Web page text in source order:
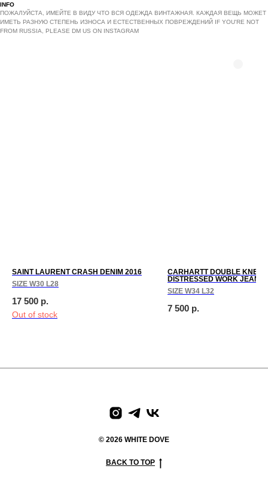
INFO
ПОЖАЛУЙСТА, ИМЕЙТЕ В ВИДУ ЧТО ВСЯ ОДЕЖДА ВИНТАЖНАЯ. КАЖДАЯ ВЕЩЬ МОЖЕТ
ИМЕТЬ РАЗНУЮ СТЕПЕНЬ ИЗНОСА И ЕСТЕСТВЕННЫХ ПОВРЕЖДЕНИЙ IF YOU'RE NOT
FROM RUSSIA, PLEASE DM US ON INSTAGRAM
SAINT LAURENT CRASH DENIM 2016
SIZE W30 L28
17 500 р.
Out of stock
CARHARTT DOUBLE KNEE
DISTRESSED WORK JEANS
SIZE W34 L32
7 500 р.
We create digital spaces We create digital spaces We
© 2026 WHITE DOVE
BACK TO TOP